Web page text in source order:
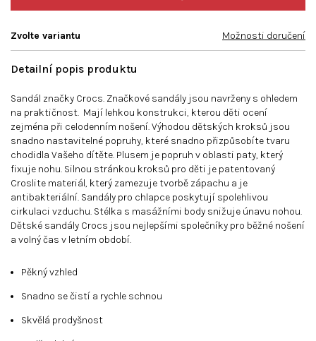
Zvolte variantu Možnosti doručení
Detailní popis produktu
Sandál značky Crocs. Značkové sandály jsou navrženy s ohledem
na praktičnost. Mají lehkou konstrukci, kterou děti ocení
zejména při celodenním nošení. Výhodou dětských kroksů jsou
snadno nastavitelné popruhy, které snadno přizpůsobíte tvaru
chodidla Vašeho dítěte. Plusem je popruh v oblasti paty, který
fixuje nohu. Silnou stránkou kroksů pro děti je patentovaný
Croslite materiál, který zamezuje tvorbě zápachu a je
antibakteriální. Sandály pro chlapce poskytují spolehlivou
cirkulaci vzduchu. Stélka s masážními body snižuje únavu nohou.
Dětské sandály Crocs jsou nejlepšími společníky pro běžné nošení
a volný čas v letním období.
Pěkný vzhled
Snadno se čistí a rychle schnou
Skvělá prodyšnost